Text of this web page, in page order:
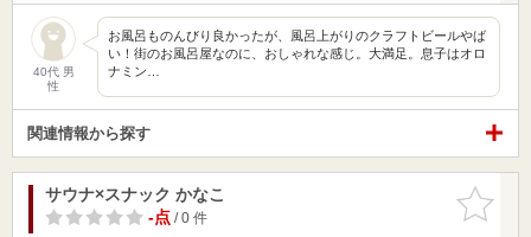
40代 男
性
お風呂ものんびり良かったが、風呂上がりのクラフトビールやば
い！街のお風呂屋なのに、おしゃれな感じ。大満足。息子はオロ
ナミン…
関連情報から探す
お気に入
りに追加
サウナ×スナック かなこ
-点/ 0 件